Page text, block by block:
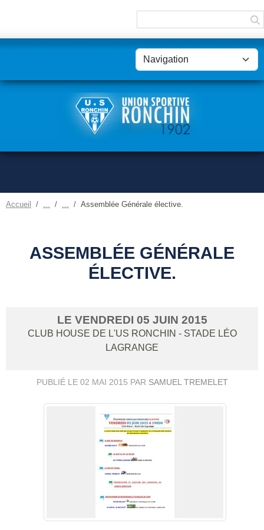
Accueil Assemblée Générale élective.
ASSEMBLÉE GÉNÉRALE
ÉLECTIVE.
LE VENDREDI 05 JUIN 2015
CLUB HOUSE DE L'US RONCHIN - STADE LÉO
LAGRANGE
PUBLIÉ LE 02 MAI 2015 PAR SAMUEL TREMELET